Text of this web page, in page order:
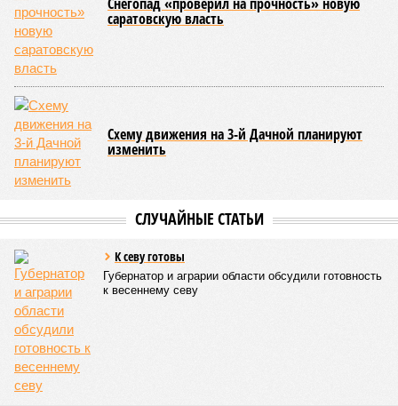
получили подопечные благотворительного фонда
«Александр Невский» – дети с ограниченными
возможностями здоровья и их родители, а также учащиеся
школы-интерната, расположенной в городе Марксе. Кроме
того, на концерт прибыли подопечные саратовского
филиала государственного фонда «Защитники Отечества»,
объединяющего членов семей участников специальной
военной операции. В зале также присутствовали сестры
епархиального общества «Милосердие» и прихожане
саратовских храмов.
Благотворительный концерт «Вера, надежда, любовь» (фото: saratov-
Среди почетных гостей были митрополит Саратовский и
Вольский
семинарии, секретарь Епархиального совета протоиерей
Сергий Штурбабин
Саратовской государственной консерватории
Занорин